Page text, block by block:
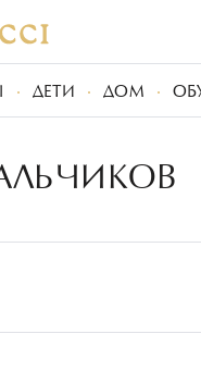
ДЕТИ ДОМ